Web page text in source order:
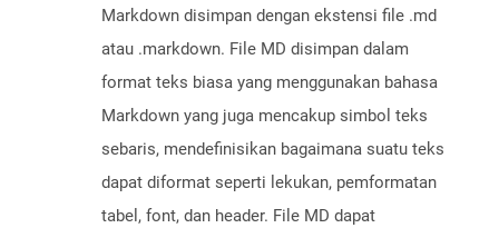
Markdown disimpan dengan ekstensi file .md
atau .markdown. File MD disimpan dalam
format teks biasa yang menggunakan bahasa
Markdown yang juga mencakup simbol teks
sebaris, mendefinisikan bagaimana suatu teks
dapat diformat seperti lekukan, pemformatan
tabel, font, dan header. File MD dapat